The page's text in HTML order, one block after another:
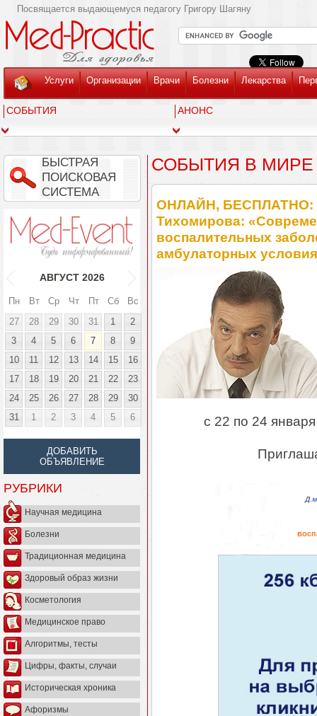
Посвящается выдающемуся педагогу Григору Шагяну
Услуги Организации Врачи Болезни Лекарства
СОБЫТИЯ АНОНС
БЫСТРАЯ
ПОИСКОВАЯ
СИСТЕМА
АВГУСТ 2026
Пн Вт Ср Чт Пт Сб
Вс
27
28 29 30 31 1
2
3
4 5 6 7 8
9
10
11 12 13 14 15
16
17
18 19 20 21 22
23
24
25 26 27 28 29
30
31
1 2 3 4 5 6
ДОБАВИТЬ
ОБЪЯВЛЕНИЕ
РУБРИКИ
Научная медицина
Болезни
Традиционная медицина
Здоровый образ жизни
Косметология
Медицинское право
Алгоритмы, тесты
Цифры, факты, случаи
Историческая хроника
Афоризмы
СОБЫТИЯ В МИРЕ
ОНЛАЙН, БЕСПЛАТНО: с
Тихомирова:
воспалительных
амбулаторных
с 22 по 24